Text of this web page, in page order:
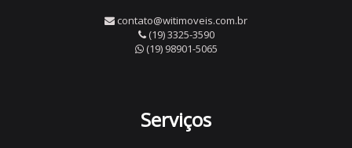
contato@witimoveis.com.br
(19) 3325-3590
(19) 98901-5065
Serviços